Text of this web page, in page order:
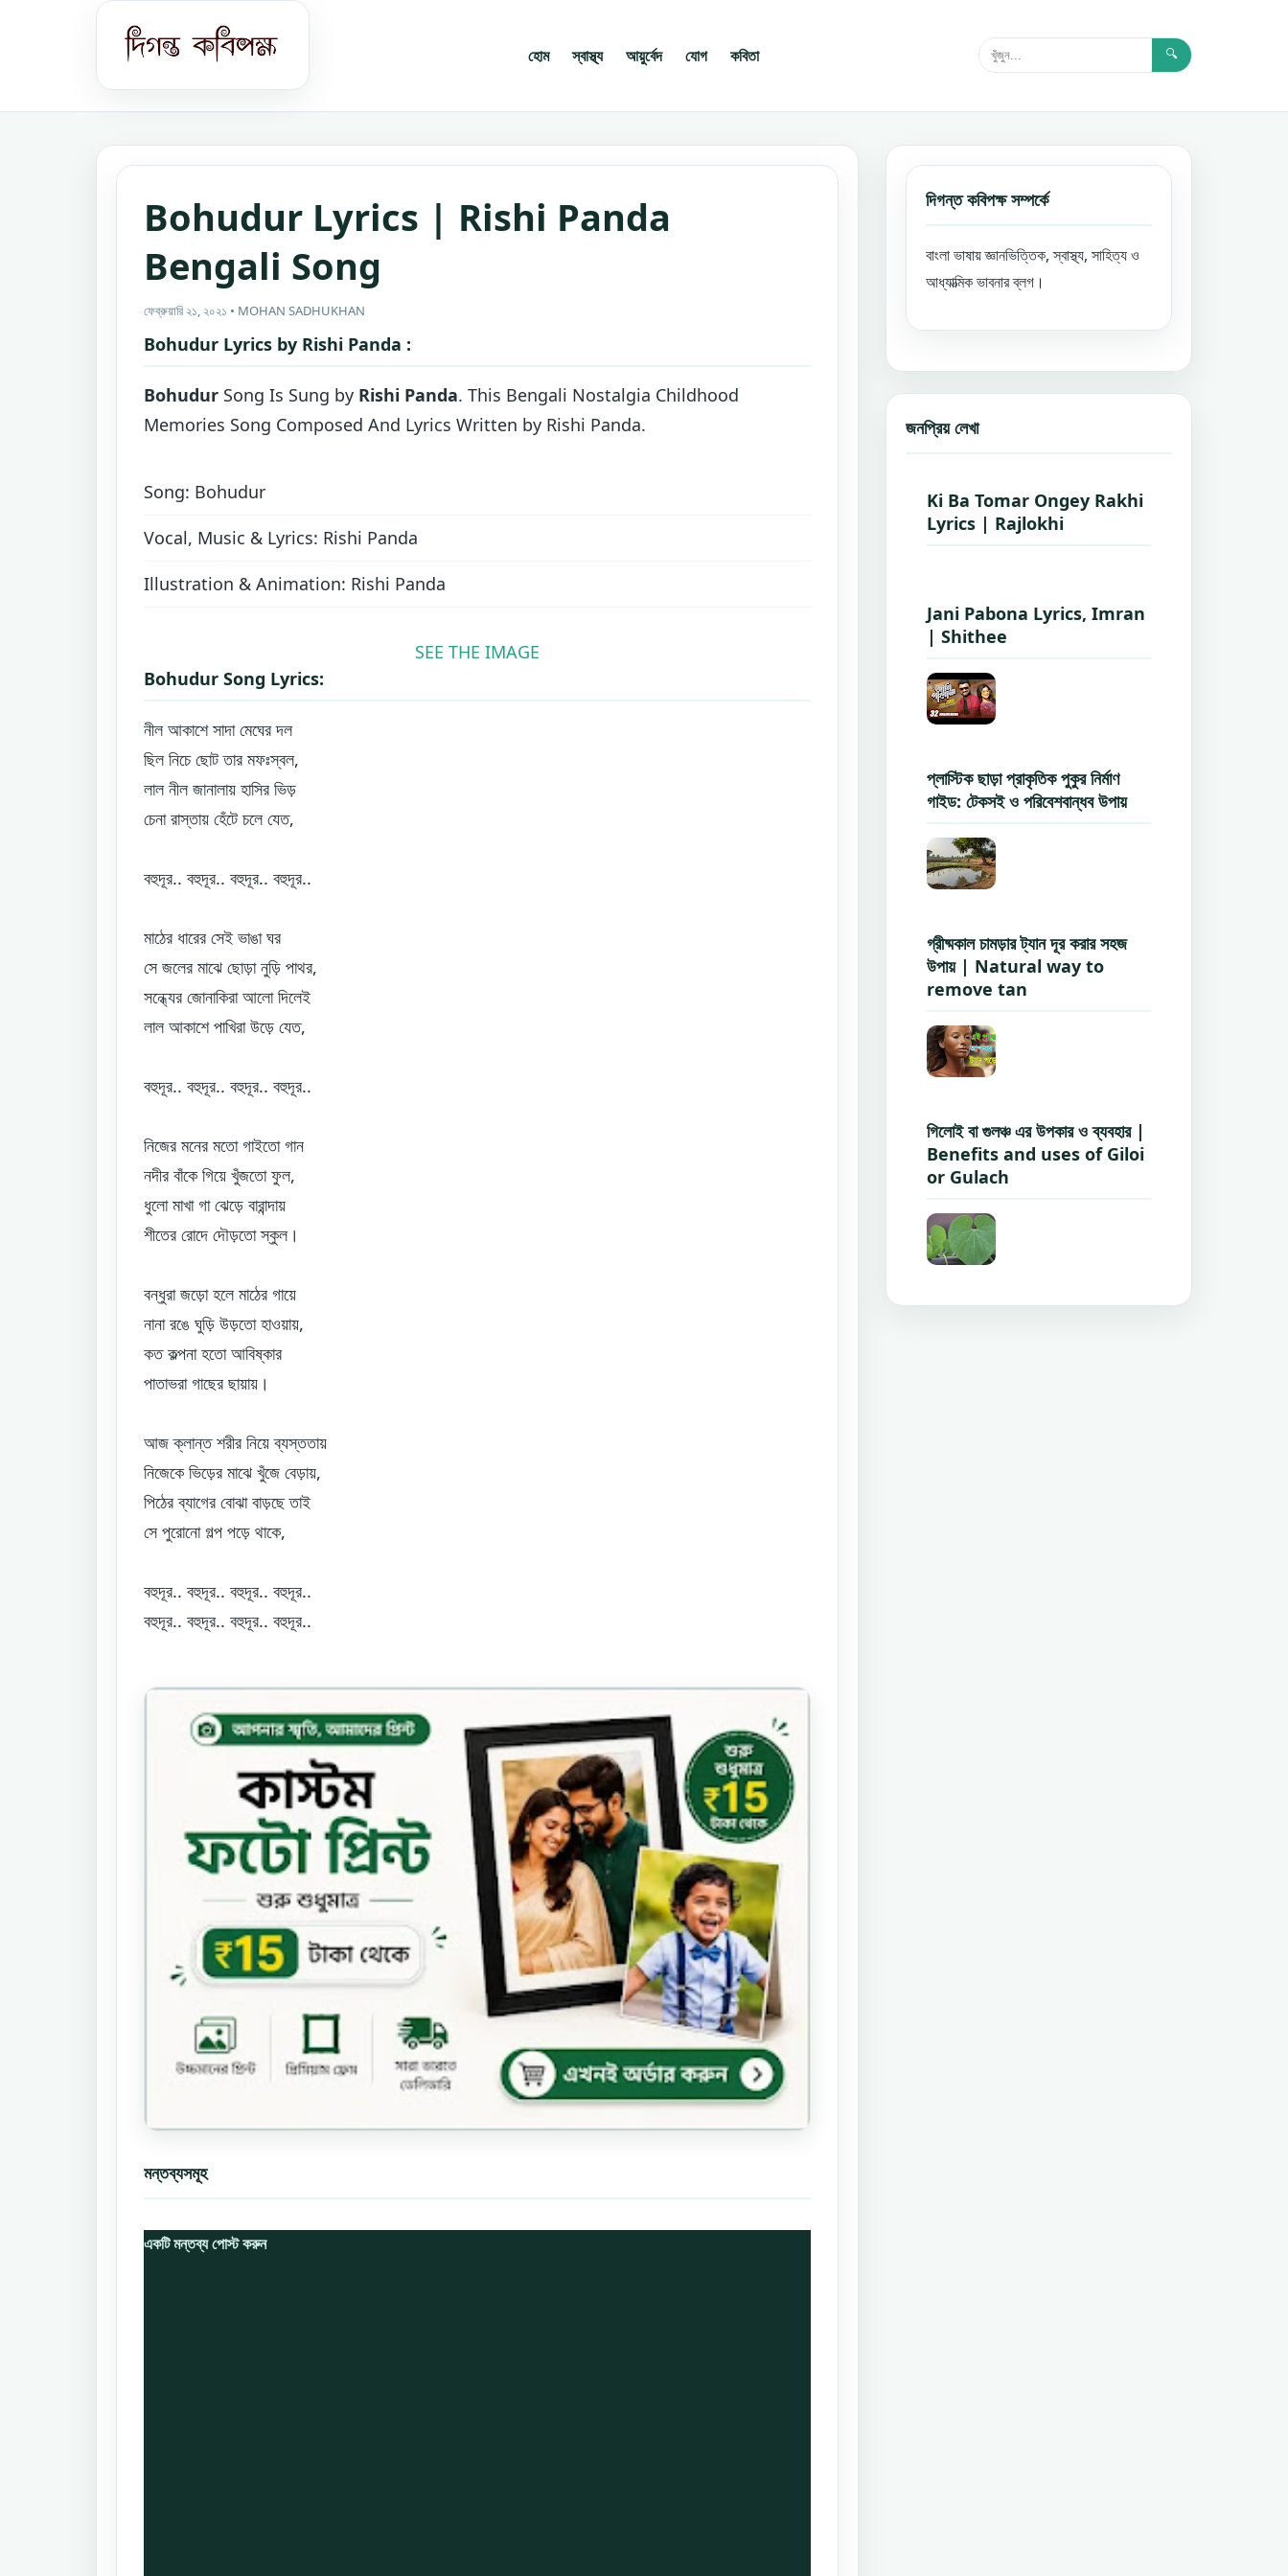
হোম স্বাস্থ্য আয়ুর্বেদ যোগ কবিতা 🔍
Bohudur Lyrics | Rishi Panda
Bengali Song
ফেব্রুয়ারি ২১, ২০২১ • MOHAN SADHUKHAN
Bohudur Lyrics by Rishi Panda :
Bohudur Song Is Sung by Rishi Panda. This Bengali Nostalgia Childhood
Memories Song Composed And Lyrics Written by Rishi Panda.
Song: Bohudur
Vocal, Music & Lyrics: Rishi Panda
Illustration & Animation: Rishi Panda
SEE THE IMAGE
Bohudur Song Lyrics:
নীল আকাশে সাদা মেঘের দল
ছিল নিচে ছোট তার মফঃস্বল,
লাল নীল জানালায় হাসির ভিড়
চেনা রাস্তায় হেঁটে চলে যেত,
বহুদূর.. বহুদূর.. বহুদূর.. বহুদূর..
মাঠের ধারের সেই ভাঙা ঘর
সে জলের মাঝে ছোড়া নুড়ি পাথর,
সন্ধ্যের জোনাকিরা আলো দিলেই
লাল আকাশে পাখিরা উড়ে যেত,
বহুদূর.. বহুদূর.. বহুদূর.. বহুদূর..
নিজের মনের মতো গাইতো গান
নদীর বাঁকে গিয়ে খুঁজতো ফুল,
ধুলো মাখা গা ঝেড়ে বারান্দায়
শীতের রোদে দৌড়তো স্কুল।
বন্ধুরা জড়ো হলে মাঠের গায়ে
নানা রঙে ঘুড়ি উড়তো হাওয়ায়,
কত কল্পনা হতো আবিষ্কার
পাতাভরা গাছের ছায়ায়।
আজ ক্লান্ত শরীর নিয়ে ব্যস্ততায়
নিজেকে ভিড়ের মাঝে খুঁজে বেড়ায়,
পিঠের ব্যাগের বোঝা বাড়ছে তাই
সে পুরোনো গল্প পড়ে থাকে,
বহুদূর.. বহুদূর.. বহুদূর.. বহুদূর..
বহুদূর.. বহুদূর.. বহুদূর.. বহুদূর..
মন্তব্যসমূহ
একটি মন্তব্য পোস্ট করুন
দিগন্ত কবিপক্ষ সম্পর্কে
বাংলা ভাষায় জ্ঞানভিত্তিক, স্বাস্থ্য, সাহিত্য ও
আধ্যাত্মিক ভাবনার ব্লগ।
জনপ্রিয় লেখা
Ki Ba Tomar Ongey Rakhi
Lyrics | Rajlokhi
Jani Pabona Lyrics, Imran
| Shithee
প্লাস্টিক ছাড়া প্রাকৃতিক পুকুর নির্মাণ
গাইড: টেকসই ও পরিবেশবান্ধব উপায়
গ্রীষ্মকাল চামড়ার ট্যান দূর করার সহজ
উপায় | Natural way to
remove tan
গিলোই বা গুলঞ্চ এর উপকার ও ব্যবহার |
Benefits and uses of Giloi
or Gulach